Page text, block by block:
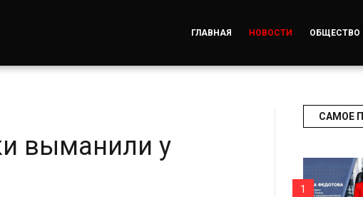
ГЛАВНАЯ НОВОСТИ ОБЩЕСТВО
выманили у
САМОЕ
1